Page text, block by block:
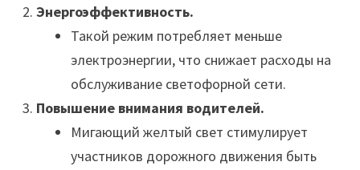
Энергоэффективность.
Такой режим потребляет меньше
электроэнергии, что снижает расходы на
обслуживание светофорной сети.
Повышение внимания водителей.
Мигающий желтый свет стимулирует
участников дорожного движения быть